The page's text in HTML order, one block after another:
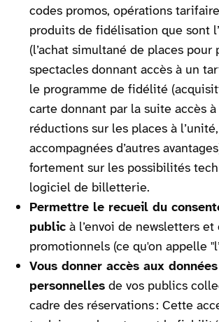
codes promos, opérations
produits de fidélisation que sont
(l’achat simultané de places pour
spectacles donnant accès à un
le programme de fidélité
carte donnant par la suite accès
réductions sur les places à l’unité,
accompagnées d’autres
fortement sur les possibilités
logiciel de billetterie.
Permettre le recueil du
public à l’envoi de newsletters et
promotionnels (ce qu'on appelle
Vous donner accès aux données
personnelles de vos publics
cadre des réservations : Cette